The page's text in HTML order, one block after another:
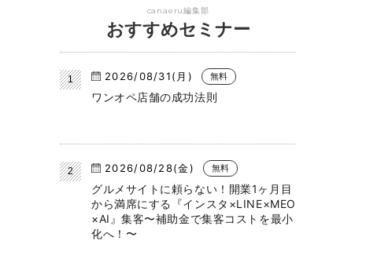
canaeru編集部
おすすめセミナー
2026/08/31(月) 無料
ワンオペ店舗の成功法則
2026/08/28(金) 無料
グルメサイトに頼らない！開業1ヶ月目
から満席にする『インスタ×LINE×MEO
×AI』集客〜補助金で集客コストを最小
化へ！〜